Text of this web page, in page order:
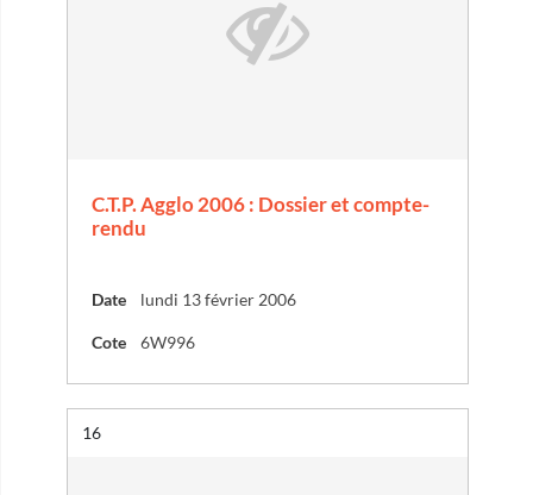
C.T.P. Agglo 2006 : Dossier et compte-
rendu
Date lundi 13 février 2006
Cote 6W996
Résultat n°
16